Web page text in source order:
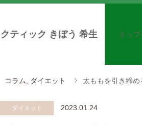
トッ
コラム ダイエット 太ももを引き締
ダイエット 2023.01.24